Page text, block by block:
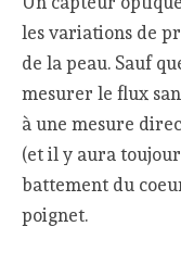
les variations de
de la peau. Sauf
mesurer le flux
à une mesure
(et il y aura
battement du
poignet.